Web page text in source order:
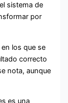
sistema de
por
los que se
correcto
nota, aunque
es una